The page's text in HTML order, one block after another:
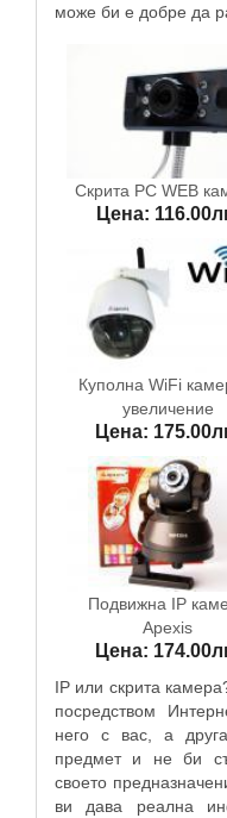
може би е добре да
Скрита PC WEB
Цена:
Куполна WiFi
увеличение
Цена:
Подвижна IP
Apexis
Цена:
IP или скрита
посредством
него с вас, а
предмет и не би
своето
ви дава реална